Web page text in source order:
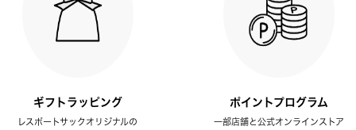
ギフトラッピング
レスポートサックオリジナルの
ポイントプログラム
一部店舗と公式オンラインストア